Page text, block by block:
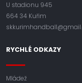
U stadionu 945
664 34 Kuřim
RYCHLÉ ODKAZY
Mládež